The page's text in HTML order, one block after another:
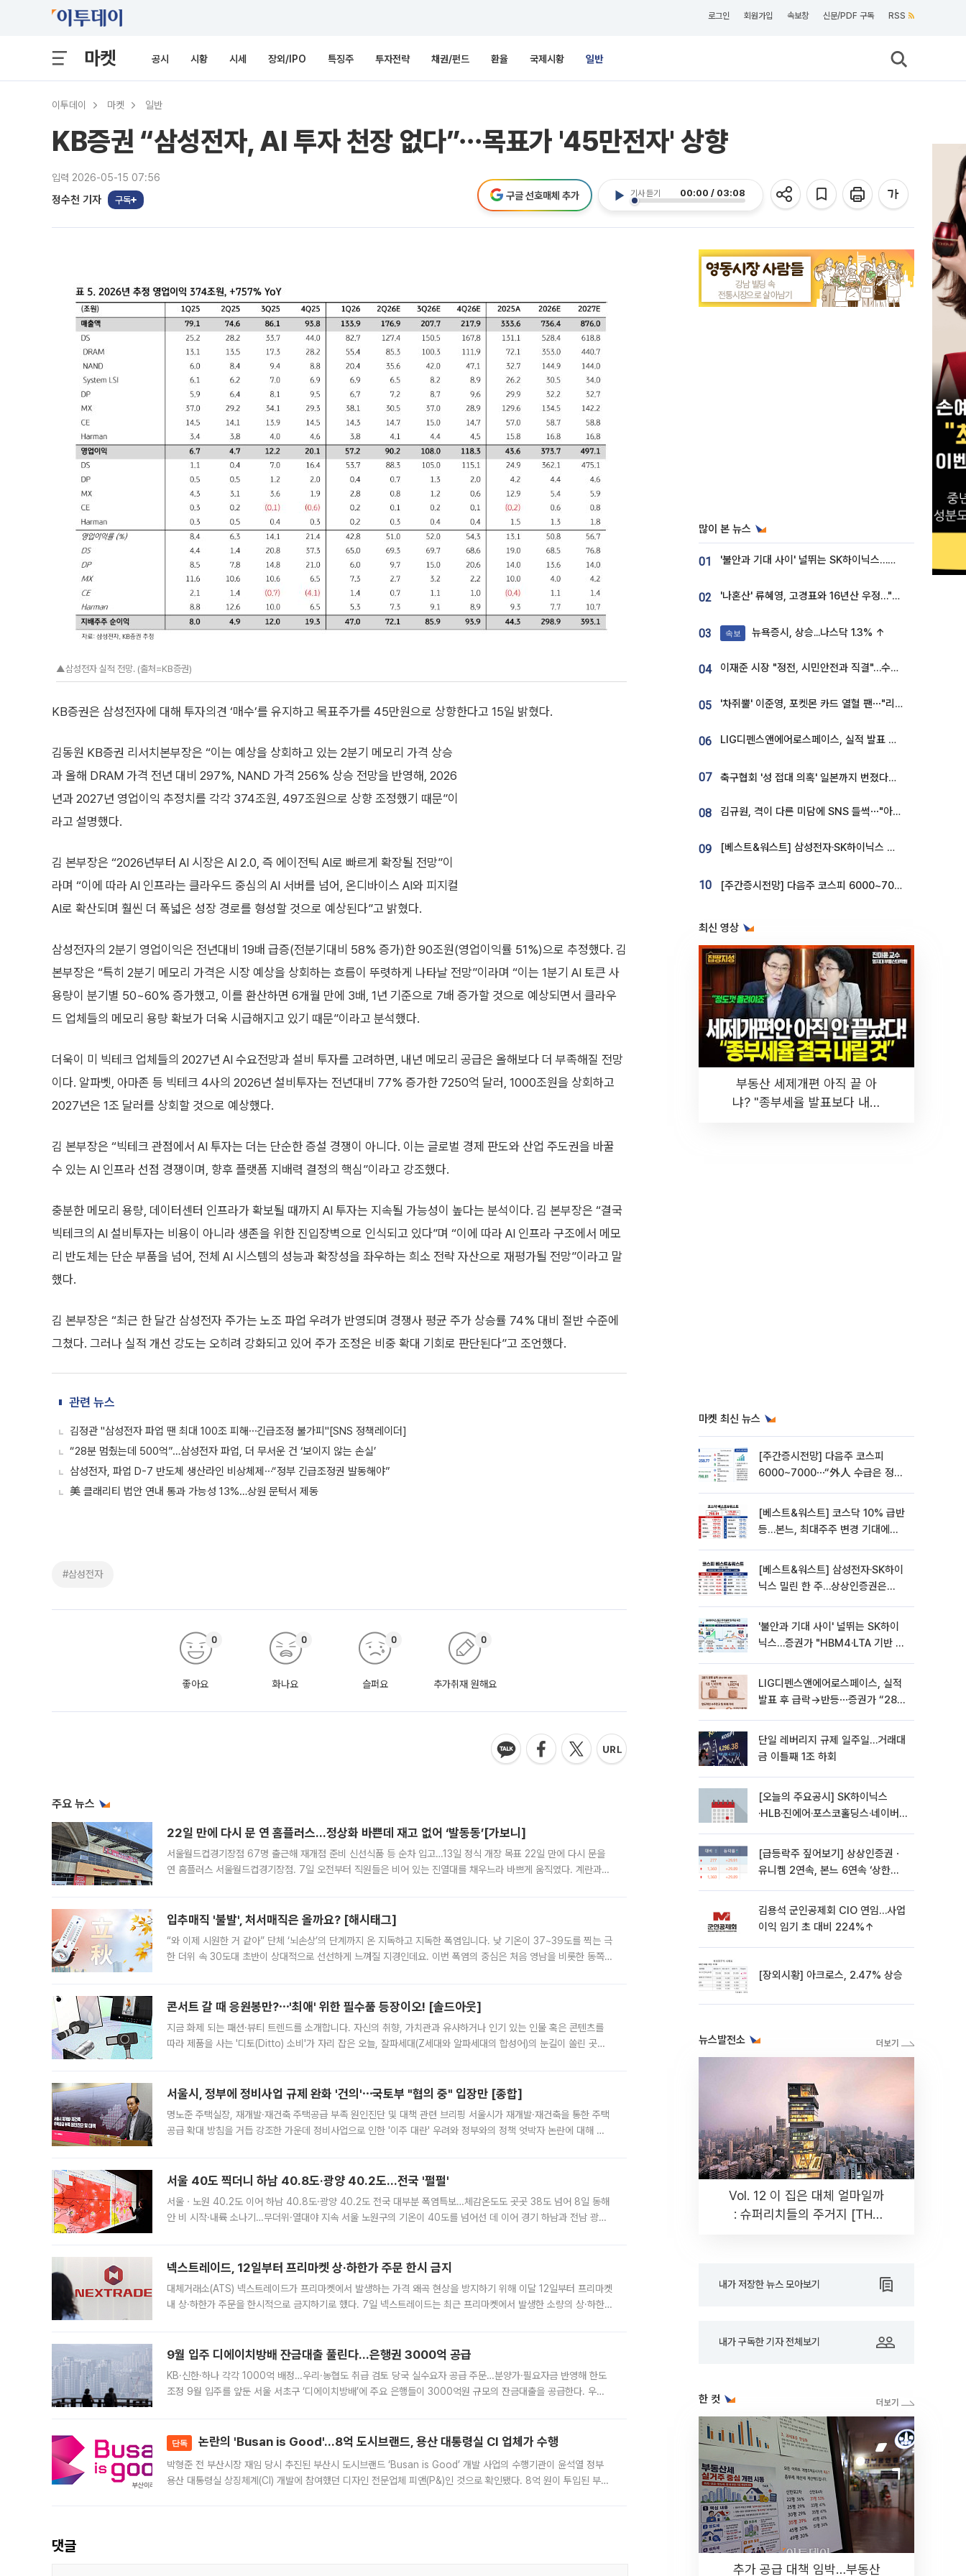
로그인 회원가입 속보창 신문/PDF 구독 RSS
마켓 공시 시황 시세 장외/IPO 특징주 투자전략 채권/펀드 환율 국제시황 일반
이투데이 마켓 일반
KB증권 “삼성전자, AI 투자 천장 없다”⋯목표가 '45만전자' 상향
입력 2026-05-15 07:56
정수천 기자 구독
기사 듣기 00:00 / 03:08
구글 선호매체 추가
▲삼성전자 실적 전망. (출처=KB증권)
KB증권은 삼성전자에 대해 투자의견 ‘매수’를 유지하고 목표주가를 45만원으로 상향한다고 15일 밝혔다.
김동원 KB증권 리서치본부장은 “이는 예상을 상회하고 있는 2분기 메모리 가격 상승
과 올해 DRAM 가격 전년 대비 297%, NAND 가격 256% 상승 전망을 반영해, 2026
년과 2027년 영업이익 추정치를 각각 374조원, 497조원으로 상향 조정했기 때문”이
라고 설명했다.
김 본부장은 “2026년부터 AI 시장은 AI 2.0, 즉 에이전틱 AI로 빠르게 확장될 전망”이
라며 “이에 따라 AI 인프라는 클라우드 중심의 AI 서버를 넘어, 온디바이스 AI와 피지컬
AI로 확산되며 훨씬 더 폭넓은 성장 경로를 형성할 것으로 예상된다”고 밝혔다.
삼성전자의 2분기 영업이익은 전년대비 19배 급증(전분기대비 58% 증가)한 90조원(영업이익률 51%)으로 추정했다. 김
본부장은 “특히 2분기 메모리 가격은 시장 예상을 상회하는 흐름이 뚜렷하게 나타날 전망”이라며 “이는 1분기 AI 토큰 사
용량이 분기별 50~60% 증가했고, 이를 환산하면 6개월 만에 3배, 1년 기준으로 7배 증가할 것으로 예상되면서 클라우
드 업체들의 메모리 용량 확보가 더욱 시급해지고 있기 때문”이라고 분석했다.
더욱이 미 빅테크 업체들의 2027년 AI 수요전망과 설비 투자를 고려하면, 내년 메모리 공급은 올해보다 더 부족해질 전망
이다. 알파벳, 아마존 등 빅테크 4사의 2026년 설비투자는 전년대비 77% 증가한 7250억 달러, 1000조원을 상회하고
2027년은 1조 달러를 상회할 것으로 예상했다.
김 본부장은 “빅테크 관점에서 AI 투자는 더는 단순한 증설 경쟁이 아니다. 이는 글로벌 경제 판도와 산업 주도권을 바꿀
수 있는 AI 인프라 선점 경쟁이며, 향후 플랫폼 지배력 결정의 핵심”이라고 강조했다.
충분한 메모리 용량, 데이터센터 인프라가 확보될 때까지 AI 투자는 지속될 가능성이 높다는 분석이다. 김 본부장은 “결국
빅테크의 AI 설비투자는 비용이 아니라 생존을 위한 진입장벽으로 인식되고 있다”며 “이에 따라 AI 인프라 구조에서 메모
리 반도체는 단순 부품을 넘어, 전체 AI 시스템의 성능과 확장성을 좌우하는 희소 전략 자산으로 재평가될 전망”이라고 말
했다.
김 본부장은 “최근 한 달간 삼성전자 주가는 노조 파업 우려가 반영되며 경쟁사 평균 주가 상승률 74% 대비 절반 수준에
그쳤다. 그러나 실적 개선 강도는 오히려 강화되고 있어 주가 조정은 비중 확대 기회로 판단된다”고 조언했다.
관련 뉴스
김정관 "삼성전자 파업 땐 최대 100조 피해⋯긴급조정 불가피"[SNS 정책레이더]
“28분 멈췄는데 500억”…삼성전자 파업, 더 무서운 건 ‘보이지 않는 손실’
삼성전자, 파업 D-7 반도체 생산라인 비상체제⋯“정부 긴급조정권 발동해야”
美 클래리티 법안 연내 통과 가능성 13%…상원 문턱서 제동
#삼성전자
좋아요
0
화나요
0
슬퍼요
0
추가취재 원해요
0
주요 뉴스
22일 만에 다시 문 연 홈플러스…정상화 바쁜데 재고 없어 ‘발동동’[가보니]
서울월드컵경기장점 67명 출근해 재개점 준비 신선식품 등 순차 입고…13일 정식 개장 목표 22일 만에 다시 문을
연 홈플러스 서울월드컵경기장점. 7일 오전부터 직원들은 비어 있는 진열대를 채우느라 바쁘게 움직였다. 계란과
입추매직 '불발', 처서매직은 올까요? [해시태그]
“와 이제 시원한 거 같아” 단체 ‘뇌손상’의 단계까지 온 지독하고 지독한 폭염입니다. 낮 기온이 37~39도를 찍는 극
한 더위 속 30도대 초반이 상대적으로 선선하게 느껴질 지경인데요. 이번 폭염의 중심은 처음 영남을 비롯한 동쪽
콘서트 갈 때 응원봉만?⋯'최애' 위한 필수품 등장이오! [솔드아웃]
지금 화제 되는 패션·뷰티 트렌드를 소개합니다. 자신의 취향, 가치관과 유사하거나 인기 있는 인물 혹은 콘텐츠를
따라 제품을 사는 '디토(Ditto) 소비'가 자리 잡은 오늘, 잘파세대(Z세대와 알파세대의 합성어)의 눈길이 쏠린 곳은
서울시, 정부에 정비사업 규제 완화 '건의'⋯국토부 "협의 중" 입장만 [종합]
명노준 주택실장, 재개발·재건축 주택공급 부족 원인진단 및 대책 관련 브리핑 서울시가 재개발·재건축을 통한 주택
공급 확대 방침을 거듭 강조한 가운데 정비사업으로 인한 '이주 대란' 우려와 정부와의 정책 엇박자 논란에 대해 정
서울 40도 찍더니 하남 40.8도·광양 40.2도…전국 '펄펄'
서울ㆍ노원 40.2도 이어 하남 40.8도·광양 40.2도 전국 대부분 폭염특보…체감온도도 곳곳 38도 넘어 8일 동해
안 비 시작·내륙 소나기…무더위·열대야 지속 서울 노원구의 기온이 40도를 넘어선 데 이어 경기 하남과 전남 광양
넥스트레이드, 12일부터 프리마켓 상·하한가 주문 한시 금지
대체거래소(ATS) 넥스트레이드가 프리마켓에서 발생하는 가격 왜곡 현상을 방지하기 위해 이달 12일부터 프리마켓
내 상·하한가 주문을 한시적으로 금지하기로 했다. 7일 넥스트레이드는 최근 프리마켓에서 발생한 소량의 상·하한
9월 입주 디에이치방배 잔금대출 풀린다…은행권 3000억 공급
KB·신한·하나 각각 1000억 배정…우리·농협도 취급 검토 당국 실수요자 공급 주문…분양가·필요자금 반영해 한도
조정 9월 입주를 앞둔 서울 서초구 ‘디에이치방배’에 주요 은행들이 3000억원 규모의 잔금대출을 공급한다. 우리
단독 논란의 'Busan is Good'…8억 도시브랜드, 용산 대통령실 CI 업체가 수행
박형준 전 부산시장 재임 당시 추진된 부산시 도시브랜드 ‘Busan is Good’ 개발 사업의 수행기관이 윤석열 정부
용산 대통령실 상징체계(CI) 개발에 참여했던 디자인 전문업체 피앤(P&)인 것으로 확인됐다. 8억 원이 투입된 부산
댓글
많이 본 뉴스
01 '불안과 기대 사이' 널뛰는 SK하이닉스…증권가 "HBM4·LTA 기반 펀터멘털 견고"
02 '나혼산' 류혜영, 고경표와 16년산 우정…"자취방서 부모님과 마주쳐"
03 속보 뉴욕증시, 상승...나스닥 1.3% ↑
04 이재준 시장 "정전, 시민안전과 직결"…수원시 비상대응체계 가동
05 '차쥐뿔' 이준영, 포켓몬 카드 열혈 팬⋯"리셀러 처단할 것"
06 LIG디펜스앤에어로스페이스, 실적 발표 후 급락→반등⋯증권가 “28년까지 튼튼”
07 축구협회 '성 접대 의혹' 일본까지 번졌다…日 심판 실명 공개
08 김규원, 격이 다른 미담에 SNS 들썩⋯"아이 속옷 빨고 졸업식도 참석"
09 [베스트&워스트] 삼성전자·SK하이닉스 밀린 한 주…상상인증권은 85% 급등
10 [주간증시전망] 다음주 코스피 6000~7000⋯“外人 수급은 정책이 변수”
최신 영상
부동산 세제개편 아직 끝 아
냐? "종부세율 발표보다 내릴
마켓 최신 뉴스
[주간증시전망] 다음주 코스피
6000~7000⋯“外人 수급은 정책
[베스트&워스트] 코스닥 10% 급반
등…본느, 최대주주 변경 기대에
[베스트&워스트] 삼성전자·SK하이
닉스 밀린 한 주…상상인증권은
'불안과 기대 사이' 널뛰는 SK하이
닉스…증권가 "HBM4·LTA 기반 펀
LIG디펜스앤에어로스페이스, 실적
발표 후 급락→반등⋯증권가 “28년
단일 레버리지 규제 일주일…거래대
금 이틀째 1조 하회
[오늘의 주요공시] SK하이닉스
·HLB·진에어·포스코홀딩스·네이버·
[급등락주 짚어보기] 상상인증권ㆍ
유니켐 2연속, 본느 6연속 ‘상한
김용석 군인공제회 CIO 연임…사업
이익 임기 초 대비 224%↑
[장외시황] 아크로스, 2.47% 상승
뉴스발전소
Vol. 12 이 집은 대체 얼마일까
: 슈퍼리치들의 주거지 [THE
내가 저장한 뉴스 모아보기
내가 구독한 기자 전체보기
한 컷
추가 공급 대책 임박…부동산